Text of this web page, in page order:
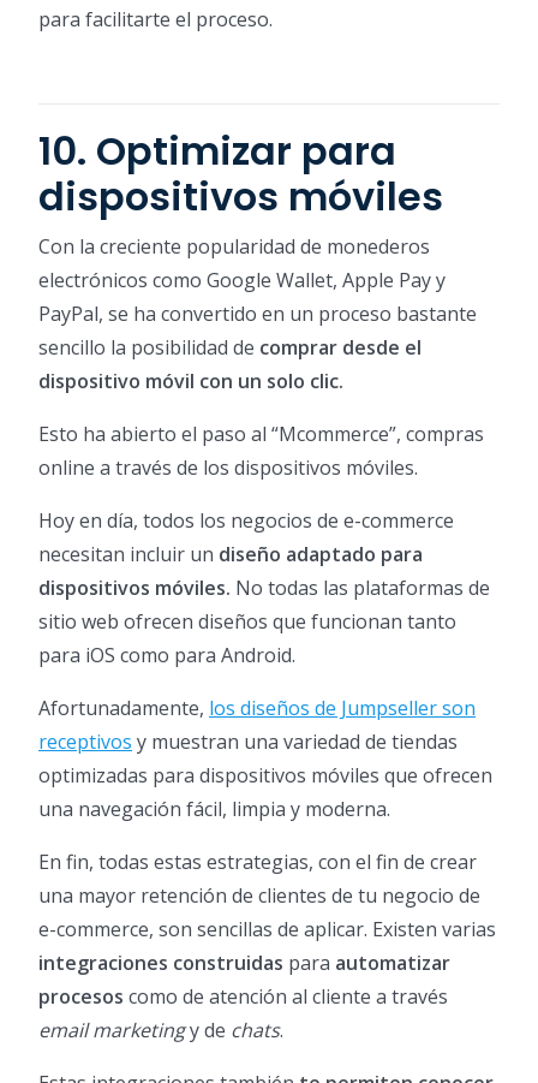
para facilitarte el proceso.
10. Optimizar para
dispositivos móviles
Con la creciente popularidad de monederos
electrónicos como Google Wallet, Apple Pay y
PayPal, se ha convertido en un proceso bastante
sencillo la posibilidad de comprar desde el
dispositivo móvil con un solo clic.
Esto ha abierto el paso al “Mcommerce”, compras
online a través de los dispositivos móviles.
Hoy en día, todos los negocios de e-commerce
necesitan incluir un diseño adaptado para
dispositivos móviles. No todas las plataformas de
sitio web ofrecen diseños que funcionan tanto
para iOS como para Android.
Afortunadamente, los diseños de Jumpseller son
receptivos y muestran una variedad de tiendas
optimizadas para dispositivos móviles que ofrecen
una navegación fácil, limpia y moderna.
En fin, todas estas estrategias, con el fin de crear
una mayor retención de clientes de tu negocio de
e-commerce, son sencillas de aplicar. Existen varias
integraciones construidas para automatizar
procesos como de atención al cliente a través
email marketingy de chats.